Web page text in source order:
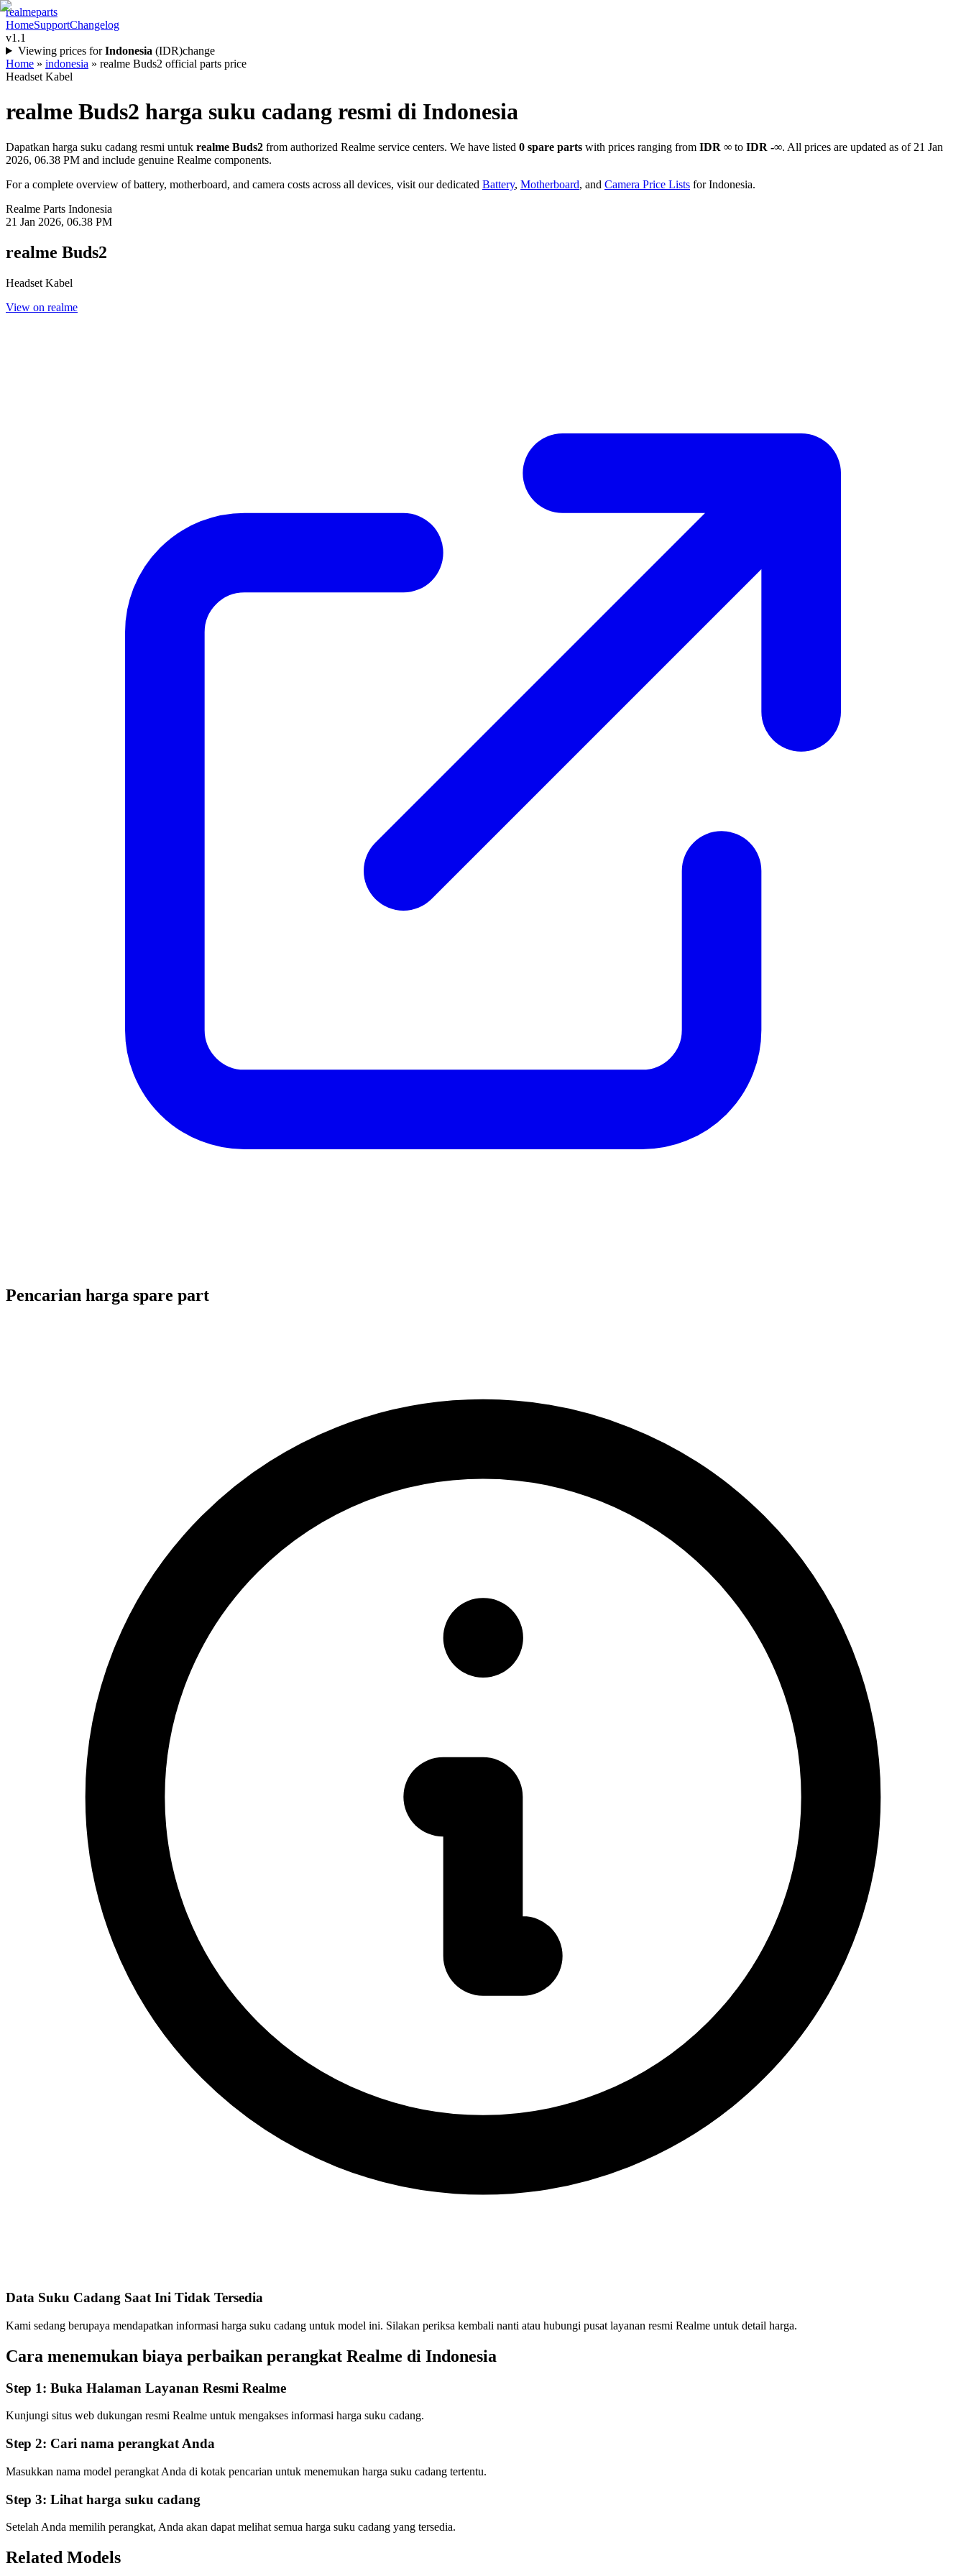
realmeparts
HomeSupportChangelog
v1.1
Viewing prices for Indonesia (IDR)change
Home » indonesia » realme Buds2 official parts price
Headset Kabel
realme Buds2 harga suku cadang resmi di Indonesia
Dapatkan harga suku cadang resmi untuk realme Buds2 from authorized Realme service centers. We have listed 0 spare parts with prices ranging from IDR ∞ to IDR -∞. All prices are updated as of 21 Jan
2026, 06.38 PM and include genuine Realme components.
For a complete overview of battery, motherboard, and camera costs across all devices, visit our dedicated Battery, Motherboard, and Camera Price Lists forIndonesia.
Realme Parts Indonesia
21 Jan 2026, 06.38 PM
realme Buds2
Headset Kabel
View on realme
Pencarian harga spare part
Data Suku Cadang Saat Ini Tidak Tersedia
Kami sedang berupaya mendapatkan informasi harga suku cadang untuk model ini. Silakan periksa kembali nanti atau hubungi pusat layanan resmi Realme untuk detail harga.
Cara menemukan biaya perbaikan perangkat Realme di Indonesia
Step 1: Buka Halaman Layanan Resmi Realme
Kunjungi situs web dukungan resmi Realme untuk mengakses informasi harga suku cadang.
Step 2: Cari nama perangkat Anda
Masukkan nama model perangkat Anda di kotak pencarian untuk menemukan harga suku cadang tertentu.
Step 3: Lihat harga suku cadang
Setelah Anda memilih perangkat, Anda akan dapat melihat semua harga suku cadang yang tersedia.
Related Models